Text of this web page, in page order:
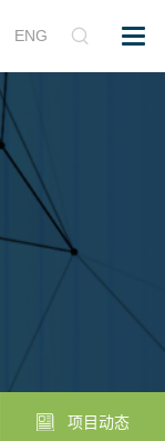
ENG
项目动态